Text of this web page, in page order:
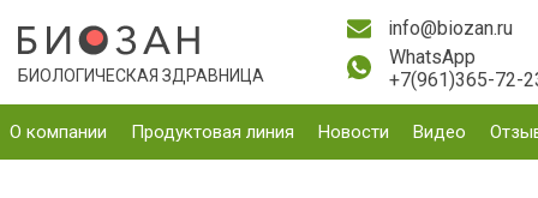
БИОЛОГИЧЕСКАЯ ЗДРАВНИЦА
info@biozan.ru
WhatsApp
+7(961)365-72-
О компании Продуктовая линия Новости Видео